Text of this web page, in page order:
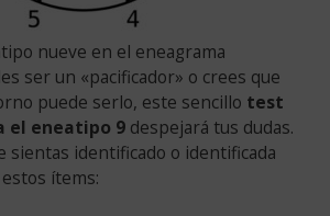
nueve en el eneagrama
ser un «pacificador» o crees que
puede serlo, este sencillo test
el eneatipo 9 despejará tus dudas.
sientas identificado o identificada
ítems: